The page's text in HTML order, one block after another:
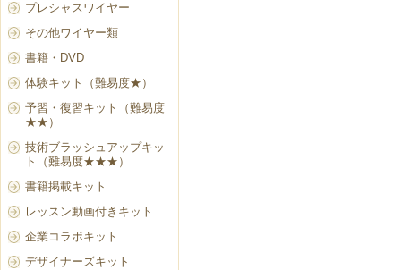
プレシャスワイヤー
その他ワイヤー類
書籍・DVD
体験キット（難易度★）
予習・復習キット（難易度
★★）
技術ブラッシュアップキッ
ト（難易度★★★）
書籍掲載キット
レッスン動画付きキット
企業コラボキット
デザイナーズキット